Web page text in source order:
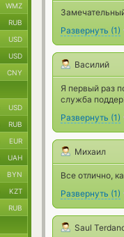
Развернуть (1)
Василий
Я первый раз
служба
Развернуть (1)
Михаил
Все отлично,
Развернуть (1)
Saul
WMZ
RUB
USD
USD
CNY
USD
RUB
EUR
UAH
BYN
KZT
RUB